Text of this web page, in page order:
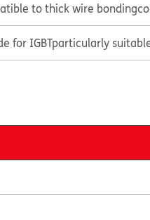
to thick wire bonding
for IGBTparticularly